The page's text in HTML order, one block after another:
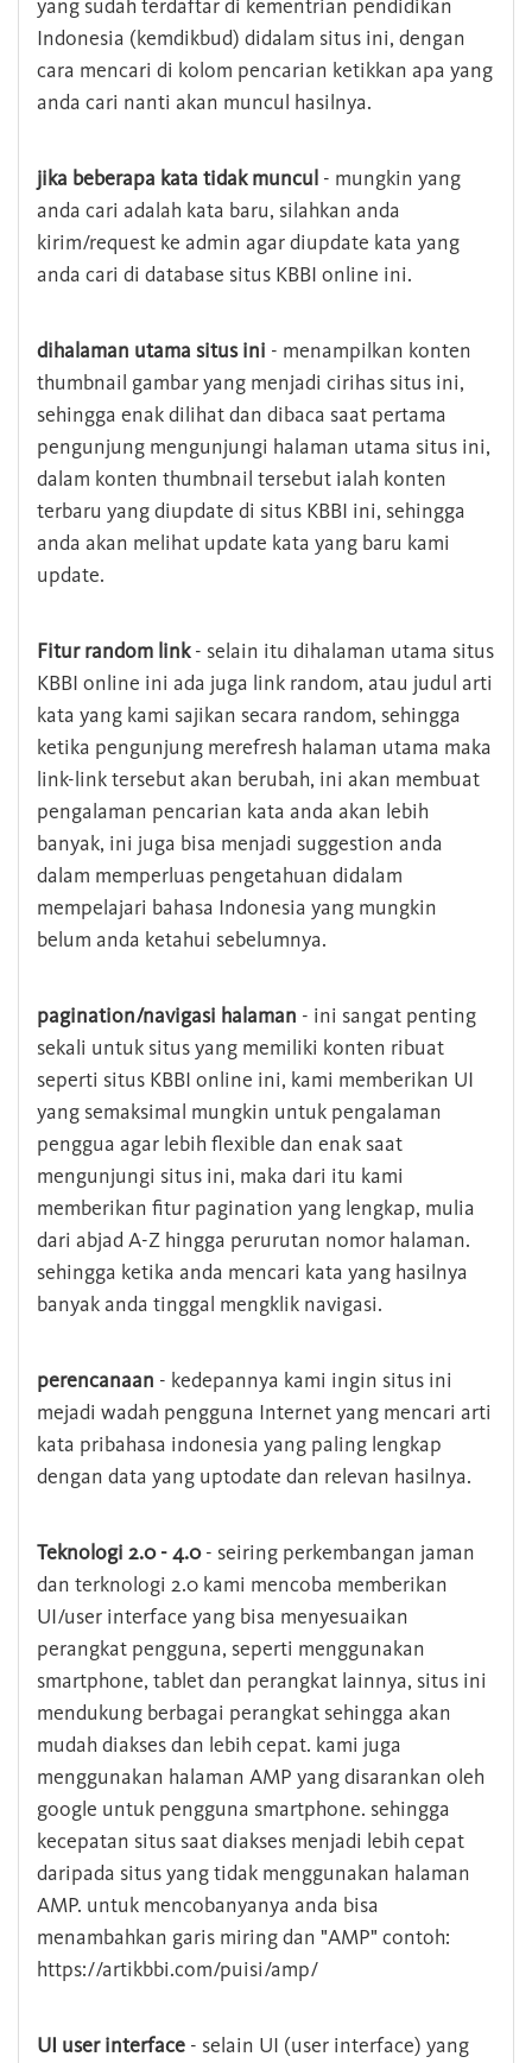
yang sudah terdaftar di kementrian pendidikan
Indonesia (kemdikbud) didalam situs ini, dengan
cara mencari di kolom pencarian ketikkan apa yang
anda cari nanti akan muncul hasilnya.
jika beberapa kata tidak muncul - mungkin yang
anda cari adalah kata baru, silahkan anda
kirim/request ke admin agar diupdate kata yang
anda cari di database situs KBBI online ini.
dihalaman utama situs ini - menampilkan konten
thumbnail gambar yang menjadi cirihas situs ini,
sehingga enak dilihat dan dibaca saat pertama
pengunjung mengunjungi halaman utama situs ini,
dalam konten thumbnail tersebut ialah konten
terbaru yang diupdate di situs KBBI ini, sehingga
anda akan melihat update kata yang baru kami
update.
Fitur random link- selain itu dihalaman utama situs
KBBI online ini ada juga link random, atau judul arti
kata yang kami sajikan secara random, sehingga
ketika pengunjung merefresh halaman utama maka
link-link tersebut akan berubah, ini akan membuat
pengalaman pencarian kata anda akan lebih
banyak, ini juga bisa menjadi suggestion anda
dalam memperluas pengetahuan didalam
mempelajari bahasa Indonesia yang mungkin
belum anda ketahui sebelumnya.
pagination/navigasi halaman - ini sangat penting
sekali untuk situs yang memiliki konten ribuat
seperti situs KBBI online ini, kami memberikan UI
yang semaksimal mungkin untuk pengalaman
penggua agar lebih flexible dan enak saat
mengunjungi situs ini, maka dari itu kami
memberikan fitur pagination yang lengkap, mulia
dari abjad A-Z hingga perurutan nomor halaman.
sehingga ketika anda mencari kata yang hasilnya
banyak anda tinggal mengklik navigasi.
perencanaan - kedepannya kami ingin situs ini
mejadi wadah pengguna Internet yang mencari arti
kata pribahasa indonesia yang paling lengkap
dengan data yang uptodate dan relevan hasilnya.
Teknologi 2.0 - 4.0- seiring perkembangan jaman
dan terknologi 2.0 kami mencoba memberikan
UI/user interface yang bisa menyesuaikan
perangkat pengguna, seperti menggunakan
smartphone, tablet dan perangkat lainnya, situs ini
mendukung berbagai perangkat sehingga akan
mudah diakses dan lebih cepat. kami juga
menggunakan halaman AMP yang disarankan oleh
google untuk pengguna smartphone. sehingga
kecepatan situs saat diakses menjadi lebih cepat
daripada situs yang tidak menggunakan halaman
AMP. untuk mencobanyanya anda bisa
menambahkan garis miring dan "AMP" contoh:
https://artikbbi.com/puisi/amp/
UI user interface - selain UI (user interface) yang